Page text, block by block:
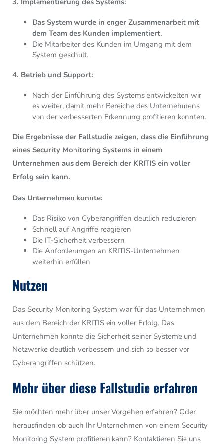
Das System wurde in enger Zusammenarbeit mit
dem Team des Kunden implementiert.
Die Mitarbeiter des Kunden im Umgang mit dem
System geschult.
4. Betrieb und Support:
Nach der Einführung des Systems entwickelten wir
es weiter, damit mehr Bereiche des Unternehmens
von der verbesserten Erkennung profitieren konnten.
Die Ergebnisse der Fallstudie zeigen, dass die Einführung
eines Security Monitoring Systems in einem
Unternehmen aus dem Bereich der KRITIS ein voller
Erfolg sein kann.
Das Unternehmen konnte:
Das Risiko von Cyberangriffen deutlich reduzieren
Schnell auf Angriffe reagieren
Die IT-Sicherheit verbessern
Die Anforderungen an KRITIS-Unternehmen
weiterhin erfüllen
Nutzen
Das Security Monitoring System war für das Unternehmen
aus dem Bereich der KRITIS ein voller Erfolg. Das
Unternehmen konnte die Sicherheit seiner Systeme und
Netzwerke deutlich verbessern und sich so besser vor
Cyberangriffen schützen.
Mehr über diese Fallstudie erfahren
Sie möchten mehr über unser Vorgehen erfahren? Oder
herausfinden ob auch Ihr Unternehmen von einem Security
Monitoring System profitieren kann? Kontaktieren Sie uns